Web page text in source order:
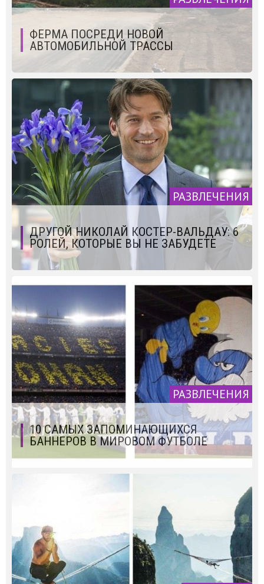
ФЕРМА ПОСРЕДИ НОВОЙ
АВТОМОБИЛЬНОЙ ТРАССЫ
РАЗВЛЕЧЕНИЯ
ДРУГОЙ НИКОЛАЙ КОСТЕР-ВАЛЬДАУ: 6
РОЛЕЙ, КОТОРЫЕ ВЫ НЕ ЗАБУДЕТЕ
РАЗВЛЕЧЕНИЯ
10 САМЫХ ЗАПОМИНАЮЩИХСЯ
БАННЕРОВ В МИРОВОМ ФУТБОЛЕ